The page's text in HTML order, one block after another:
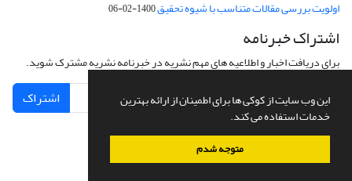
این وب سایت از کوکی ها برای اطمینان از ارائه بهترین
خدمات استفاده می کند.
متوجه شدم
اولویت بررسی مقالات متناسب با شیوه تحقیق1400-02-06
اشتراک خبرنامه
برای دریافت اخبار و اطلاعیه های مهم نشریه در خبرنامه نشریه مشترک شوید.
اشتراک
سامانه مدیریت نشریات علمی.طراحی و پیاده سازی ازسیناوب